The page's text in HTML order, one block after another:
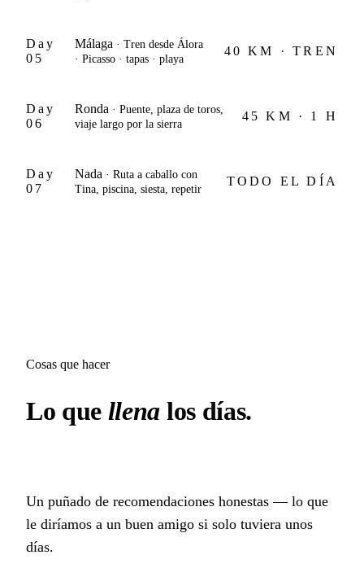
Day
05
Málaga · Tren desde Álora
· Picasso · tapas · playa
40 KM · TREN
Day
06
Ronda · Puente, plaza de toros,
viaje largo por la sierra
45 KM · 1 H
Day
07
Nada · Ruta a caballo con
Tina, piscina, siesta, repetir
TODO EL DÍA
Cosas que hacer
Lo que llena los días.
Un puñado de recomendaciones honestas — lo que
le diríamos a un buen amigo si solo tuviera unos
días.